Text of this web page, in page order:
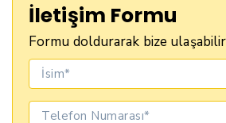
İletişim Formu
Formu doldurarak bize